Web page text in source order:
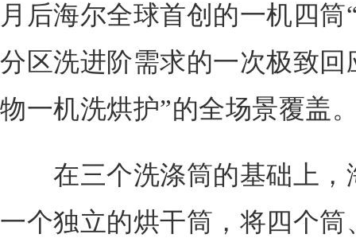
月后海尔全球首创的一机四筒
分区洗进阶需求的一次极致
物一机洗烘护”的全场景覆盖
在三个洗涤筒的基础上，
一个独立的烘干筒，将四个